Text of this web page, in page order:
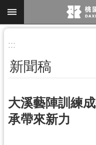
跳到主要內容區塊
搜
尋
:::
新聞稿
大溪藝陣訓練
承帶來新力